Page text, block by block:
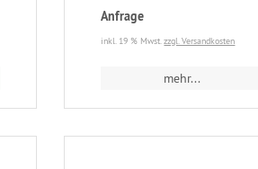
Anfrage
inkl. 19 % Mwst.zzgl. Versandkosten
mehr...